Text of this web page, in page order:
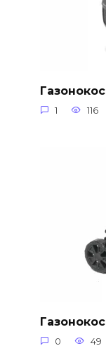
1 116
0 49